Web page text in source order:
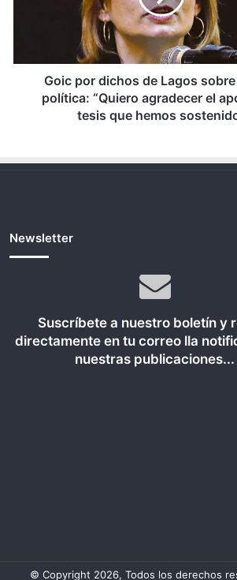
política:
“Quiero
agradecer
la
Goic por dichos de Lagos
política: “Quiero agradecer el
tesis que hemos
Newsletter
Suscríbete a nuestro boletín y
directamente en tu correo lla
nuestras publicaciones...
© Copyright 2026, Todos los derechos